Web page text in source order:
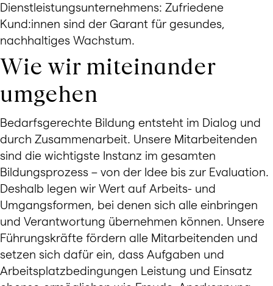
Dienstleistungsunternehmens: Zufriedene
Kund:innen sind der Garant für gesundes,
nachhaltiges Wachstum.
Wie wir miteinander
umgehen
Bedarfsgerechte Bildung entsteht im Dialog und
durch Zusammenarbeit. Unsere Mitarbeitenden
sind die wichtigste Instanz im gesamten
Bildungsprozess – von der Idee bis zur Evaluation.
Deshalb legen wir Wert auf Arbeits- und
Umgangsformen, bei denen sich alle einbringen
und Verantwortung übernehmen können. Unsere
Führungskräfte fördern alle Mitarbeitenden und
setzen sich dafür ein, dass Aufgaben und
Arbeitsplatzbedingungen Leistung und Einsatz